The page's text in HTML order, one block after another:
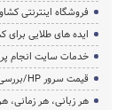
فروشگاه اینترنتی
ایده های طلایی برای
خدمات سایت انجام
قیمت سرور HP/بررسی و خرید سرور اچ پی
هر زبانی، هر زمانی،